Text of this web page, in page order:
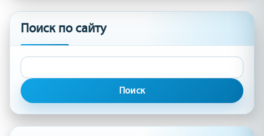
Поиск по сайту
Найти: